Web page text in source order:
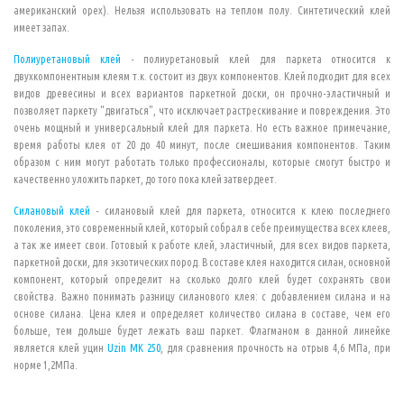
американский орех). Нельзя использовать на теплом полу. Синтетический клей
имеет запах.
Полиуретановый клей - полиуретановый клей для паркета относится к
двухкомпонентным клеям т.к. состоит из двух компонентов. Клей подходит для всех
видов древесины и всех вариантов паркетной доски, он прочно-эластичный и
позволяет паркету "двигаться", что исключает растрескивание и повреждения. Это
очень мощный и универсальный клей для паркета. Но есть важное примечание,
время работы клея от 20 до 40 минут, после смешивания компонентов. Таким
образом с ним могут работать только профессионалы, которые смогут быстро и
качественно уложить паркет, до того пока клей затвердеет.
Силановый клей - силановый клей для паркета, относится к клею последнего
поколения, это современный клей, который собрал в себе преимущества всех клеев,
а так же имеет свои. Готовый к работе клей, эластичный, для всех видов паркета,
паркетной доски, для экзотических пород. В составе клея находится силан, основной
компонент, который определит на сколько долго клей будет сохранять свои
свойства. Важно понимать разницу силанового клея: с добавлением силана и на
основе силана. Цена клея и определяет количество силана в составе, чем его
больше, тем дольше будет лежать ваш паркет. Флагманом в данной линейке
является клей уцин Uzin MK 250, для сравнения прочность на отрыв 4,6 МПа, при
норме 1,2МПа.